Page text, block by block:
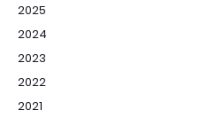
2025
2024
2023
2022
2021